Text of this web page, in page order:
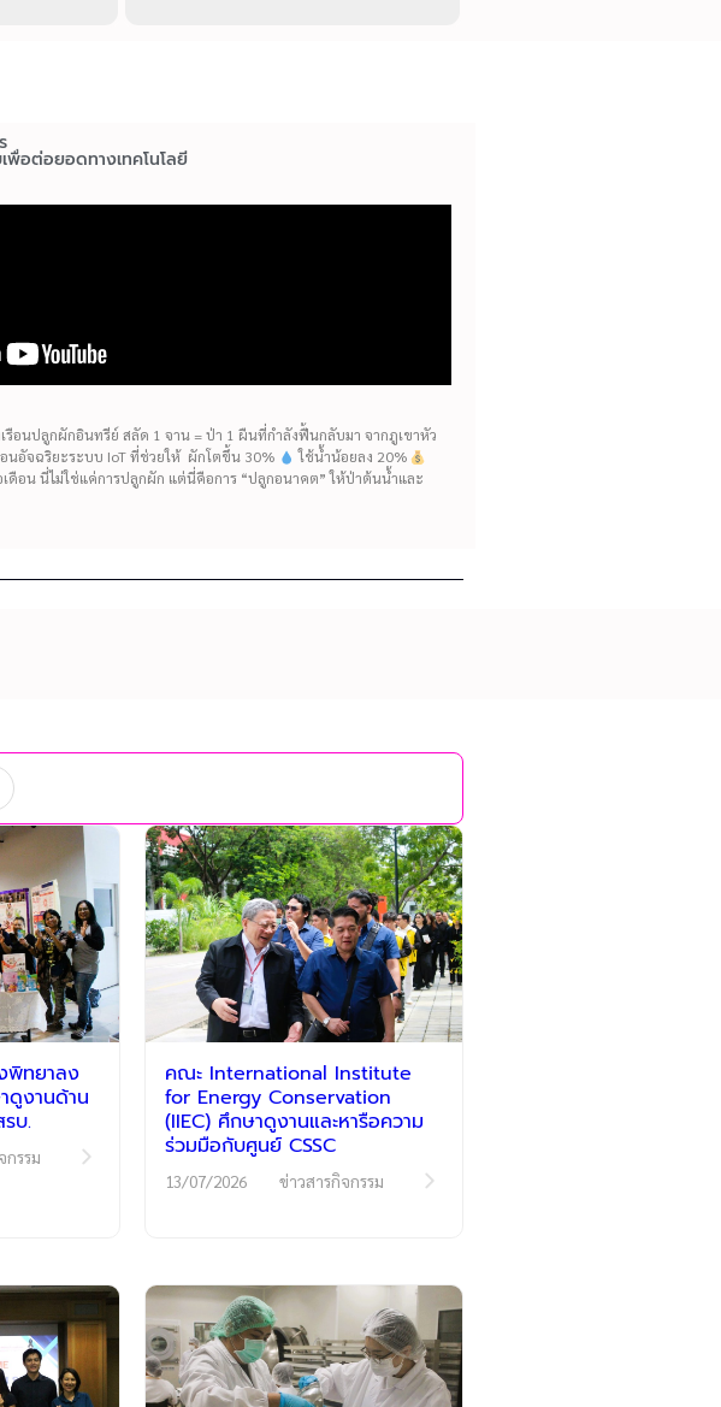
เพื่อต่อยอดทางเทคโนโลยี
เรือนปลูกผักอินทรีย์ สลัด 1 จาน = ป่า 1 ผืนที่กำลังฟื้นกลับมา จากภูเขาหัว
อนอัจฉริยะระบบ IoT ที่ช่วยให้ ผักโตขึ้น 30%
ใช้น้ำน้อยลง 20%
ดือน นี่ไม่ใช่แค่การปลูกผัก แต่นี่คือการ “ปลูกอนาคต” ให้ป่าต้นน้ำและ
พิทยาลง
ดูงานด้าน
บ.
กรรม
คณะ International Institute
for Energy Conservation
(IIEC) ศึกษาดูงานและหารือความ
ร่วมมือกับศูนย์ CSSC
13/07/2026 ข่าวสารกิจกรรม